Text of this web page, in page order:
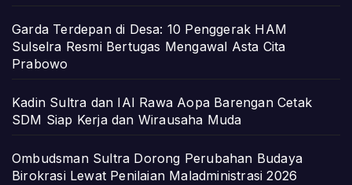
Garda Terdepan di Desa: 10 Penggerak HAM
Sulselra Resmi Bertugas Mengawal Asta Cita
Prabowo
Kadin Sultra dan IAI Rawa Aopa Barengan Cetak
SDM Siap Kerja dan Wirausaha Muda
Ombudsman Sultra Dorong Perubahan Budaya
Birokrasi Lewat Penilaian Maladministrasi 2026